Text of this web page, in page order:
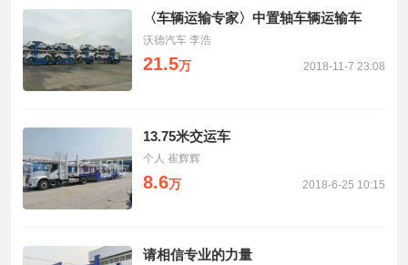
〈车辆运输专家〉中置轴车辆运输车
沃德汽车 李浩
21.5万 2018-11-7 23:08
13.75米交运车
个人 崔辉辉
8.6万 2018-6-25 10:15
请相信专业的力量